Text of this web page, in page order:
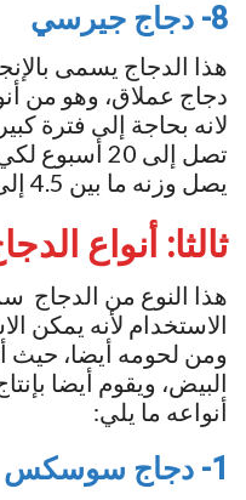
8- دجاج جيرسي
دجاج عملاق، وهو من
لانه بحاجة إلى فترة
تصل إلى 20
يصل وزنه ما بين 4.5 إلى 5.9 كيلو غرام.
ثالثا: أنواع
هذا النوع من الدجاج
الاستخدام لأنه يمكن
ومن لحومه أيضا، حيث
البيض، ويقوم أيضا
أنواعه ما يلي:
1- دجاج سوسكس